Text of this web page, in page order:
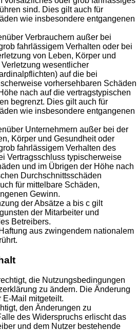
sind. Dies gilt auch für
wie insbesondere entgangenen
Verbrauchern außer bei
fahrlässigem Verhalten oder bei
von Leben, Körper und
wesentlicher
auf die bei
vorhersehbaren Schäden
nach auf die vertragstypischen
begrenzt. Dies gilt auch für
wie insbesondere entgangenen
Unternehmern außer bei der
Körper und Gesundheit oder
fahrlässigem Verhalten des
Vertragsschluss typischerweise
und im Übrigen der Höhe nach
Durchschnittsschäden
für mittelbare Schäden,
Gewinn.
der Absätze a bis c gilt
der Mitarbeiter und
Betreibers.
aus zwingendem nationalem
die Nutzungsbedingungen
zu ändern. Die Änderung
E-Mail mitgeteilt.
den Änderungen zu
des Widerspruchs erlischt das
und dem Nutzer bestehende